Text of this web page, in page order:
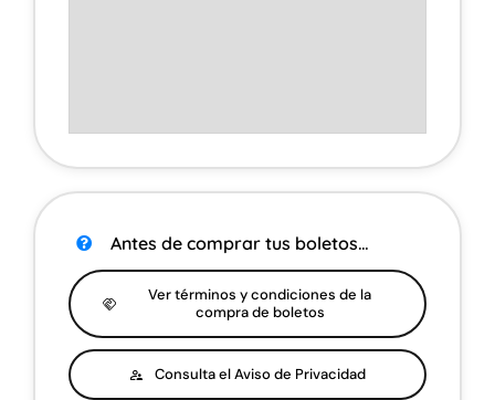
Antes de comprar tus boletos…
Ver términos y condiciones de la
compra de boletos
Consulta el Aviso de Privacidad